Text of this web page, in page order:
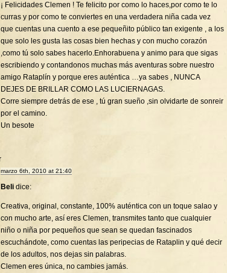
¡ Felicidades Clemen ! Te felicito por como lo haces,por como te lo
curras y por como te conviertes en una verdadera niña cada vez
que cuentas una cuento a ese pequeñito público tan exigente , a los
que solo les gusta las cosas bien hechas y con mucho corazón
,como tú solo sabes hacerlo.Enhorabuena y animo para que sigas
escribiendo y contandonos muchas más aventuras sobre nuestro
amigo Rataplín y porque eres auténtica …ya sabes , NUNCA
DEJES DE BRILLAR COMO LAS LUCIERNAGAS.
Corre siempre detrás de ese , tú gran sueño ,sin olvidarte de sonreir
por el camino.
Un besote
marzo 6th, 2010 at 21:40
Beli dice:
Creativa, original, constante, 100% auténtica con un toque salao y
con mucho arte, así eres Clemen, transmites tanto que cualquier
niño o niña por pequeños que sean se quedan fascinados
escuchándote, como cuentas las peripecias de Rataplin y qué decir
de los adultos, nos dejas sin palabras.
Clemen eres única, no cambies jamás.